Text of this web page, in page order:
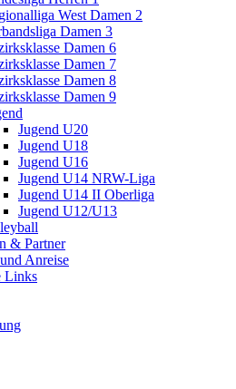
West Damen 2
Damen 3
Damen 6
Damen 7
Damen 8
Damen 9
Jugend U20
Jugend U18
Jugend U16
Jugend U14 NRW-Liga
Jugend U14 II Oberliga
Jugend U12/U13
& Partner
Anreise
Links